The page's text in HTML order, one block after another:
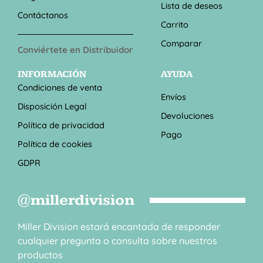
Contáctanos
Conviértete en Distribuidor
Lista de deseos
Carrito
Comparar
INFORMACIÓN
Condiciones de venta
Disposición Legal
Política de privacidad
Política de cookies
GDPR
AYUDA
Envíos
Devoluciones
Pago
@millerdivision
Miller Division estará encantada de responder
cualquier pregunta o consulta sobre nuestros
productos